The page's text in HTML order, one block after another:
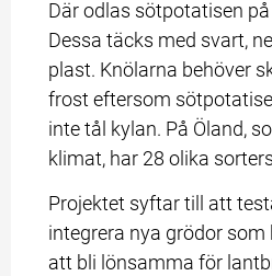
Där odlas sötpotatisen
Dessa täcks med svart,
plast. Knölarna behöver
frost eftersom
inte tål kylan. På Öland,
klimat, har 28 olika
Projektet syftar till att
integrera nya grödor
att bli lönsamma för